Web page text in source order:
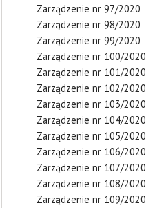
Zarządzenie nr 97/2020
Zarządzenie nr 98/2020
Zarządzenie nr 99/2020
Zarządzenie nr 100/2020
Zarządzenie nr 101/2020
Zarządzenie nr 102/2020
Zarządzenie nr 103/2020
Zarządzenie nr 104/2020
Zarządzenie nr 105/2020
Zarządzenie nr 106/2020
Zarządzenie nr 107/2020
Zarządzenie nr 108/2020
Zarządzenie nr 109/2020